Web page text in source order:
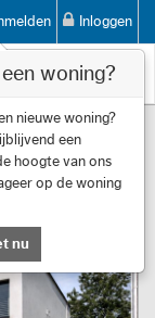
Inloggen
Toggle
Next Last
woning?
nieuwe woning?
een
hoogte van ons
op de woning
nu